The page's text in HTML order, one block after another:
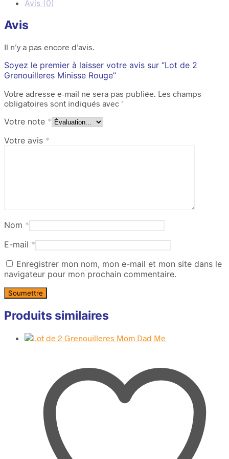
Avis (0)
Avis
Il n’y a pas encore d’avis.
Soyez le premier à laisser votre avis sur “Lot de 2
Grenouilleres Minisse Rouge”
Votre adresse e-mail ne sera pas publiée. Les champs
obligatoires sont indiqués avec *
Votre note *
Votre avis *
Nom *
E-mail *
Enregistrer mon nom, mon e-mail et mon site dans le
navigateur pour mon prochain commentaire.
Produits similaires